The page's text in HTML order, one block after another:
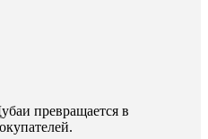
превращается в